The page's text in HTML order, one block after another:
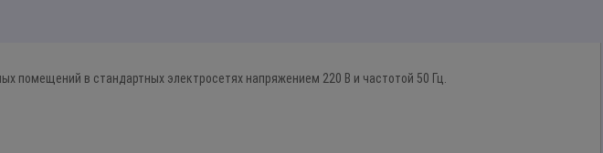
помещений в стандартных электросетях напряжением 220 В и частотой 50 Гц.